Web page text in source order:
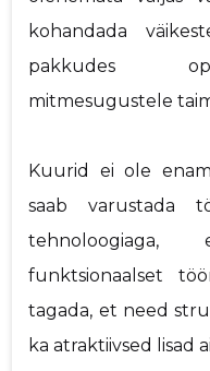
kohandada
pakkudes
mitmesugustele
Kuurid ei ole
saab varustada
funktsionaalset
tagada, et need
ka atraktiivsed lisad